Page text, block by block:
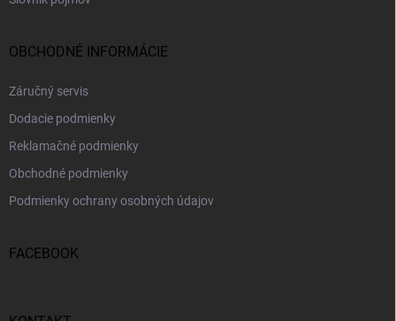
OBCHODNÉ INFORMÁCIE
Záručný servis
Dodacie podmienky
Reklamačné podmienky
Obchodné podmienky
Podmienky ochrany osobných údajov
FACEBOOK